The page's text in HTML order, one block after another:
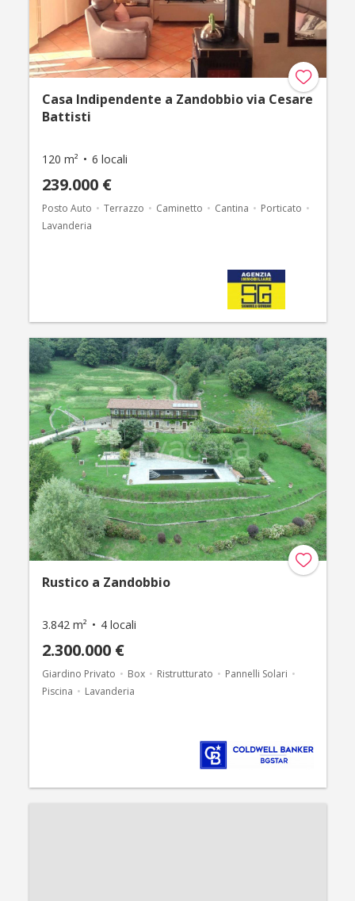
Casa Indipendente a Zandobbio via Cesare
Battisti
120 m² 6 locali
239.000 €
Posto Auto Terrazzo Caminetto Cantina
Porticato
Lavanderia
Rustico a Zandobbio
3.842 m² 4 locali
2.300.000 €
Giardino Privato Box Ristrutturato
Pannelli Solari
Piscina
Lavanderia